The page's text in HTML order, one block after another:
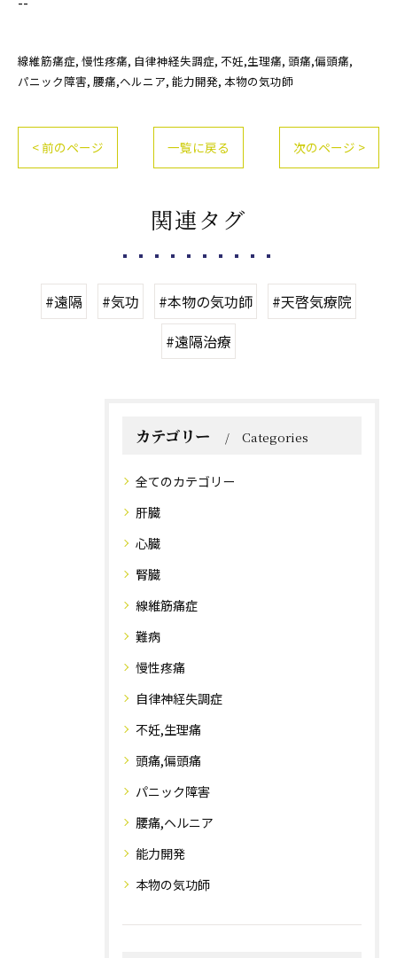
線維筋痛症 慢性疼痛 自律神経失調症 不妊,生理痛 頭痛,偏頭痛
パニック障害 腰痛,ヘルニア 能力開発 本物の気功師
< 前のページ 一覧に戻る 次のページ >
関連タグ
#遠隔 #気功 #本物の気功師
#天啓気療院
#遠隔治療
カテゴリー Categories
全てのカテゴリー
肝臓
心臓
腎臓
線維筋痛症
難病
慢性疼痛
自律神経失調症
不妊,生理痛
頭痛,偏頭痛
パニック障害
腰痛,ヘルニア
能力開発
本物の気功師